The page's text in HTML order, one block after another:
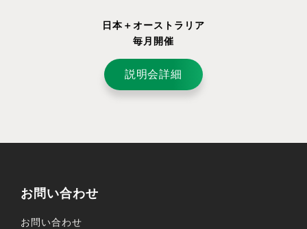
日本＋オーストラリア
毎月開催
説明会詳細
お問い合わせ
お問い合わせ